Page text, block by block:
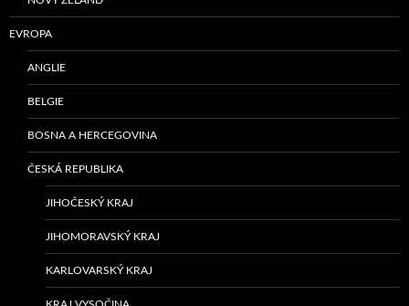
EVROPA
ANGLIE
BELGIE
BOSNA A HERCEGOVINA
ČESKÁ REPUBLIKA
JIHOČESKÝ KRAJ
JIHOMORAVSKÝ KRAJ
KARLOVARSKÝ KRAJ
KRAJ VYSOČINA